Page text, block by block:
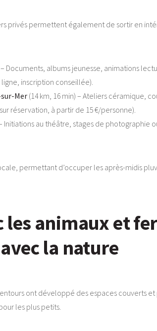
privés permettent également de sortir en
– Documents, albums jeunesse, animations
inscription conseillée).
Mer (14 km, 16 min) – Ateliers céramique,
réservation, à partir de 15 €/personne).
Initiations au théâtre, stages de photographie
permettant d’occuper les après-midis
les animaux et
la nature
ont développé des espaces couverts
les plus petits.